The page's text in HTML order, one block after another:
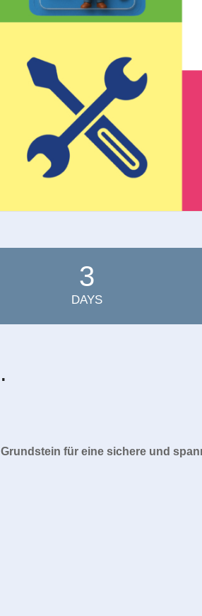
3
DAYS
für eine sichere und